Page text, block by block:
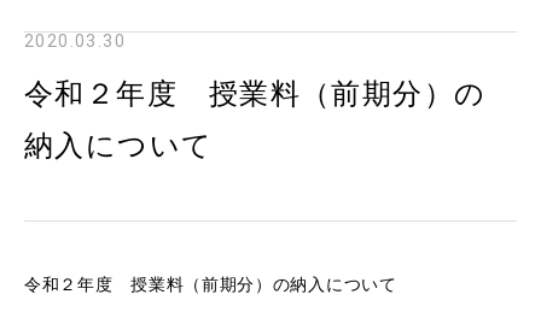
2020.03.30
令和２年度 授業料（前期分）の
納入について
令和２年度 授業料（前期分）の納入について